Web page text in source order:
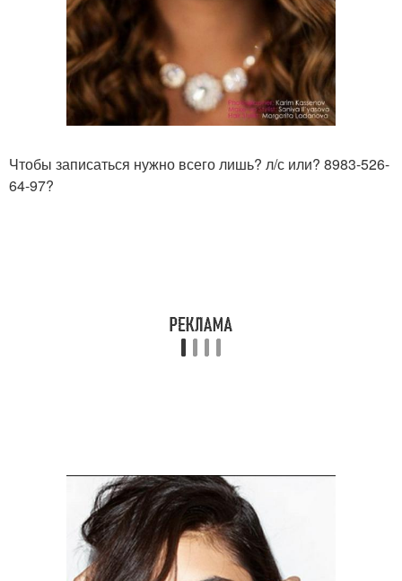
Чтобы записаться нужно всего лишь? л/с или? 8983-526-
64-97?